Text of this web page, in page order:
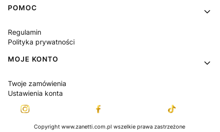
POMOC
Regulamin
Polityka prywatności
MOJE KONTO
Twoje zamówienia
Ustawienia konta
Copyright www.zanetti.com.pl wszelkie prawa zastrzeżone